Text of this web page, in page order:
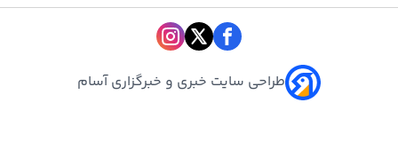
طراحی سایت خبری و خبرگزاری آسام